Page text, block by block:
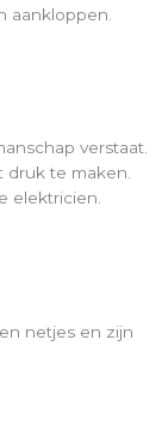
aankloppen.
verstaat.
druk te maken.
elektricien.
netjes en zijn